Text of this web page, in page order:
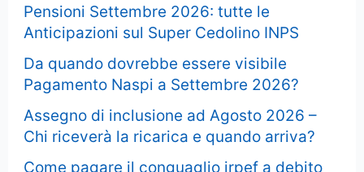
Pensioni Settembre 2026: tutte le
Anticipazioni sul Super Cedolino INPS
Da quando dovrebbe essere visibile
Pagamento Naspi a Settembre 2026?
Assegno di inclusione ad Agosto 2026 –
Chi riceverà la ricarica e quando arriva?
Come pagare il conguaglio irpef a debito